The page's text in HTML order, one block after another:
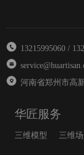
13215995060 /
河南省郑州市高
华匠服务
三维模型 三维